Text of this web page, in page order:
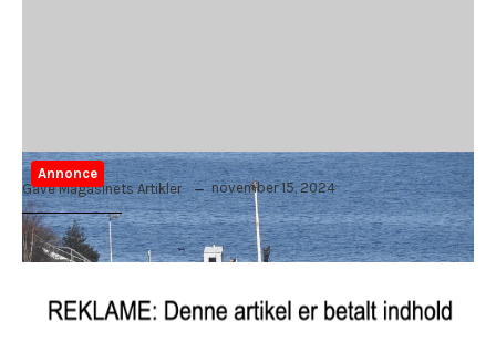
Annonce
Gave Magasinets Artikler
november 15, 2024